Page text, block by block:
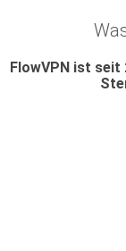
FlowVPN ist seit